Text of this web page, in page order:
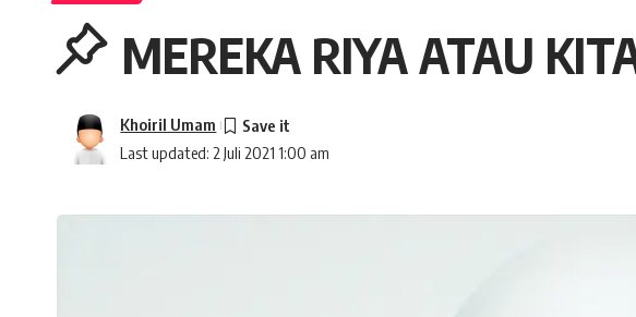
MEREKA RIYA ATAU
Last updated: 2 Juli 2021 1:00 am
Khoiril Umam